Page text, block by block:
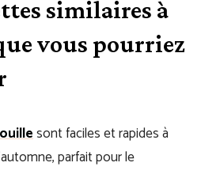
similaires à
vous pourriez
sont faciles et rapides à
parfait pour le